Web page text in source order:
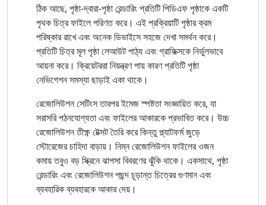
ঠিক আছে, পৃষ্ঠা-দ্বারা-পৃষ্ঠা রেন্ডারিং প্রতিটি পিডিএফ পৃষ্ঠাকে একটি
পৃথক চিত্র ফাইলে পরিণত করে। এই প্রক্রিয়াটি পৃষ্ঠার ক্রম
পরিষ্কার রাখে এবং অনেক ডিভাইসে সহজে দেখা সমর্থন করে।
প্রতিটি চিত্র মূল পৃষ্ঠা লেআউট পাঠ্য এবং গ্রাফিক্সকে নির্ভুলভাবে
আয়না করে। ক্রিয়েটররা নিয়ন্ত্রণ পায় কারণ প্রতিটি পৃষ্ঠা
নেভিগেশন সমস্যা ছাড়াই একা থাকে।
রেজোলিউশন সেটিংস তারপর ইমেজ স্পষ্টতা সংজ্ঞায়িত করে, যা
সরাসরি পঠনযোগ্যতা এবং ফাইলের আকারকে প্রভাবিত করে। উচ্চ
রেজোলিউশন তীক্ষ্ণ টেক্সট তৈরি করে কিন্তু প্ল্যাটফর্ম জুড়ে
স্টোরেজের চাহিদা বাড়ায়। নিম্ন রেজোলিউশন ফাইলের ওজন
কমায় তবুও বড় স্ক্রিনে ঝাপসা বিবরণের ঝুঁকি থাকে। একসাথে, পৃষ্ঠা
রেন্ডারিং এবং রেজোলিউশন পছন্দ চূড়ান্ত চিত্রের গুণমান এবং
ব্যবহারিক ব্যবহারকে আকার দেয়।